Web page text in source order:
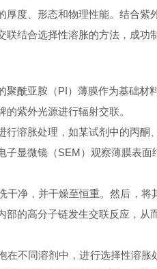
厚度、形态和物理性能。结合紫
联结合选择性溶胀的方法，成功
聚酰亚胺（PI）薄膜作为基础材
紫外光源进行辐射交联。
溶胀处理，如某试剂中的丙酮
子显微镜（SEM）观察薄膜表
干净，并干燥至恒重。然后，
的高分子链发生交联反应，从
在不同溶剂中，进行选择性溶